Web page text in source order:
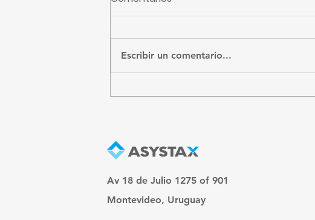
CFE recibidos
Escribir un comentario...
Av 18 de Julio 1275 of 901
Montevideo, Uruguay